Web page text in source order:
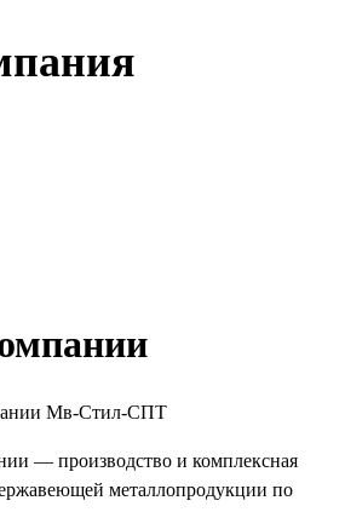
Мв-Стил-СПТ
— производство и комплексная
металлопродукции по